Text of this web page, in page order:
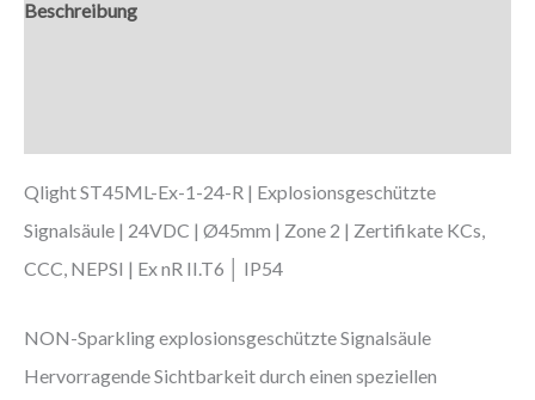
Beschreibung
Qlight ST45ML-Ex-1-24-R | Explosionsgeschützte
Signalsäule | 24VDC | Ø45mm | Zone 2 | Zertifikate KCs,
CCC, NEPSI | Ex nR II.T6 │ IP54
NON-Sparkling explosionsgeschützte Signalsäule
Hervorragende Sichtbarkeit durch einen speziellen